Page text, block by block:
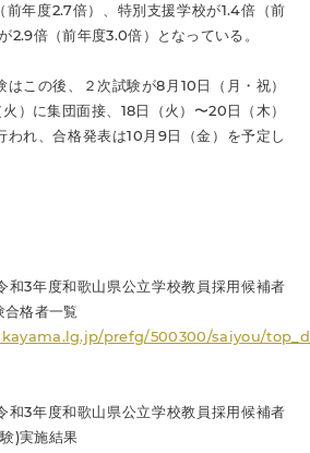
年度2.7倍）、特別支援学校が1.4倍（前
2.9倍（前年度3.0倍）となっている。
この後、２次試験が8月10日（月・祝）
）に集団面接、18日（火）〜20日（木）
われ、合格発表は10月9日（金）を予定し
和3年度和歌山県公立学校教員採用候補者
合格者一覧
prefg/500300/saiyou/
和3年度和歌山県公立学校教員採用候補者
)実施結果